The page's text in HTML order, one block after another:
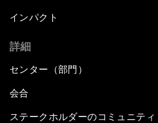
インパクト
詳細
センター（部門）
会合
ステークホルダーのコミュニティ